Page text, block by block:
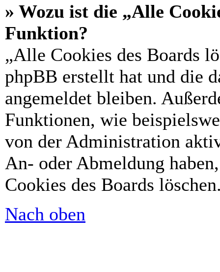
» Wozu ist die „Alle
Funktion?
„Alle Cookies des Boards
phpBB erstellt hat und die
angemeldet bleiben.
Funktionen, wie
von der Administration
An- oder Abmeldung
Cookies des Boards
Nach oben